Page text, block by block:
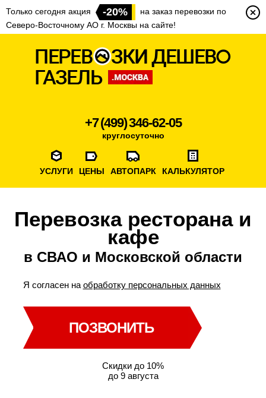
Только сегодня акция -20%
на заказ перевозки по
Северо-Восточному АО г. Москвы на сайте!
+7 (499) 346-62-05
круглосуточно
УСЛУГИ ЦЕНЫ АВТОПАРК КАЛЬКУЛЯТОР
Перевозка ресторана и
кафе
в СВАО и Московской области
Я согласен на обработку персональных данных
ПОЗВОНИТЬ
Скидки до 10%
до 9 августа